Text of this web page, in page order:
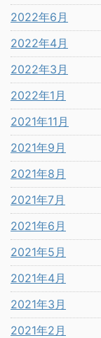
2022年6月
2022年4月
2022年3月
2022年1月
2021年11月
2021年9月
2021年8月
2021年7月
2021年6月
2021年5月
2021年4月
2021年3月
2021年2月